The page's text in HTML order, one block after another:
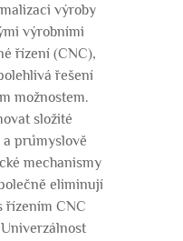
výroby
výrobními
řízení (CNC),
řešení
možnostem.
složité
průmyslově
mechanismy
eliminují
řízením CNC